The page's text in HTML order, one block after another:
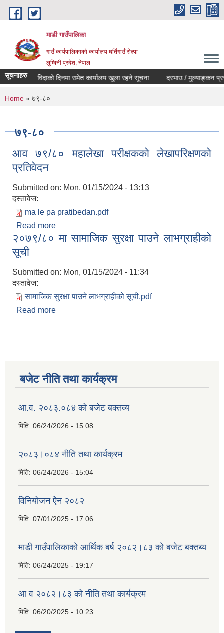
Skip to main content
माडी गाउँपालिका
गाउँ कार्यपालिकाको कार्यालय घर्तिगाउँ रोल्पा
लुम्बिनी प्रदेश, नेपाल
सूचनाहरुविदाको दिनमा समेत कार्यालय खुला रहने सूचना दरभाउ / मुल्याङ्कन
You are here
Home » ७९-८०
७९-८०
आव ७९/८० महालेखा परीक्षकको लेखापरिक्षणको
प्रतिवेदन
Submitted on: Mon, 01/15/2024 - 13:13
दस्तावेज:
ma le pa pratibedan.pdf
Read more
प्रतिवेदन
२०७९/८० मा सामाजिक सुरक्षा पाउने लाभग्राहीको
सूची
Submitted on: Mon, 01/15/2024 - 11:34
दस्तावेज:
सामाजिक सुरक्षा पाउने लाभग्राहीको सूची.pdf
Read more
बजेट नीति तथा कार्यक्रम
आ.व. २०८३.०८४ को बजेट बक्तव्य
मिति: 06/24/2026 - 15:08
२०८३।०८४ नीति तथा कार्यक्रम
मिति: 06/24/2026 - 15:04
विनियोजन ऐेन २०८२
मिति: 07/01/2025 - 17:06
माडी गाउँपालिकाको आर्थिक बर्ष २०८२।८३ को बजेट बक्तब्य
मिति: 06/24/2025 - 19:17
आ व २०८२।८३ को नीति तथा कार्यक्रम
मिति: 06/20/2025 - 10:23